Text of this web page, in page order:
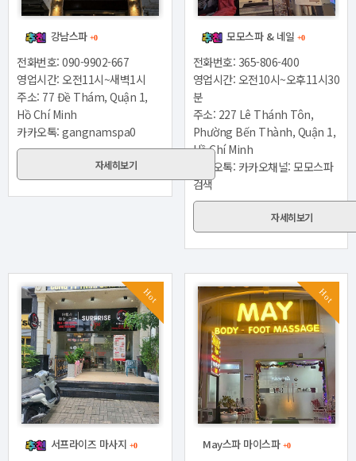
강남스파 +0
전화번호: 090-9902-667
영업시간: 오전11시~새벽1시
주소: 77 Đề Thám, Quận 1,
Hồ Chí Minh
카카오톡: gangnamspa0
자세히보기
모모스파 & 네일 +0
전화번호: 365-806-400
영업시간: 오전10시~오후11시30
분
주소: 227 Lê Thánh Tôn,
Phường Bến Thành, Quận 1,
Hồ Chí Minh
카카오톡: 카카오채널: 모모스파
검색
자세히보기
Hot
서프라이즈 마사지 +0
Hot
May스파 마이스파 +0